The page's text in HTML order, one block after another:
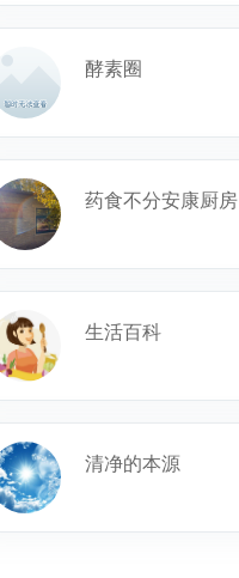
酵素圈
药食不分安康厨房
生活百科
清净的本源